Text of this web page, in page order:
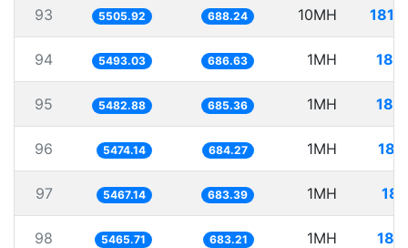
93 5505.92 688.24 10MH
94 5493.03 686.63 1MH
95 5482.88 685.36 1MH
96 5474.14 684.27 1MH
97 5467.14 683.39 1MH
98 5465.71 683.21 1MH